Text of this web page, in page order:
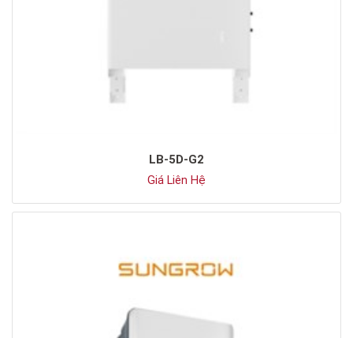
LB-5D-G2
Giá Liên Hệ